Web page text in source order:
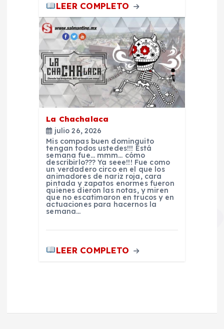
LEER COMPLETO
La Chachalaca
julio 26, 2026
Mis compas buen dominguito
tengan todos ustedes!!! Está
semana fue… mmm… cómo
describirlo??? Ya seee!!! Fue como
un verdadero circo en el que los
animadores de nariz roja, cara
pintada y zapatos enormes fueron
quienes dieron las notas, y miren
que no escatimaron en trucos y en
actuaciones para hacernos la
semana…
LEER COMPLETO